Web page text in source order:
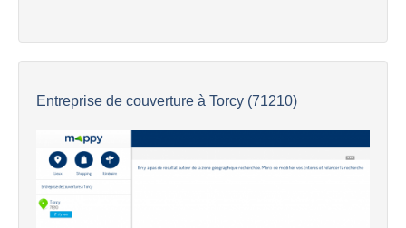
Entreprise de couverture à Torcy (71210)